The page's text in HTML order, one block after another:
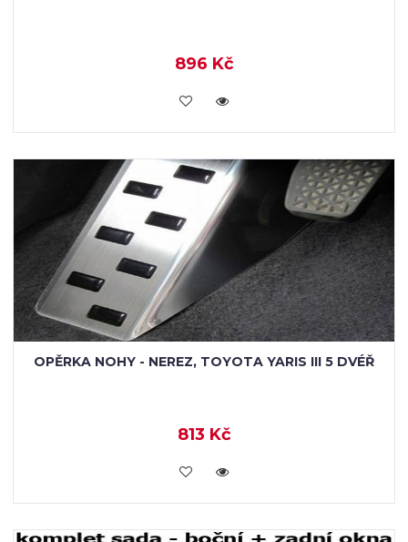
896 Kč
KOUPIT
OPĚRKA NOHY - NEREZ, TOYOTA YARIS III 5 DVÉŘ
813 Kč
KOUPIT